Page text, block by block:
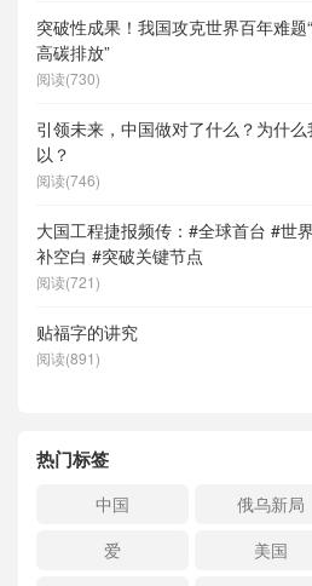
突破性成果！我国攻克世界百年难题
高碳排放”
阅读(730)
引领未来，中国做对了什么？为什
以？
阅读(746)
大国工程捷报频传：#全球首台 #世
补空白 #突破关键节点
阅读(721)
贴福字的讲究
阅读(891)
热门标签
中国 俄乌新局
爱
美国